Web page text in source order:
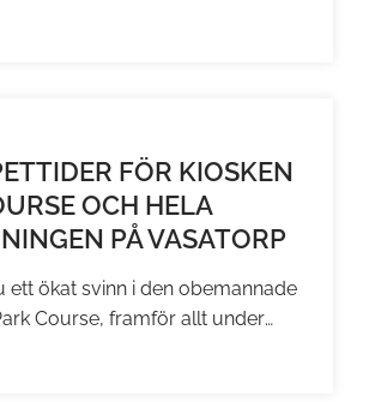
Här ser ni mer
hemsida kan du se vilka
som för närvarande är
FÖR KIOSKEN
OCH HELA
PÅ VASATORP
ett ökat svinn i den obemannade
Course, framför allt under
en utveckling vi inte kan